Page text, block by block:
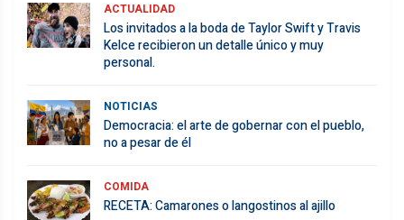
ACTUALIDAD
Los invitados a la boda de Taylor Swift y Travis
Kelce recibieron un detalle único y muy
personal.
NOTICIAS
Democracia: el arte de gobernar con el pueblo,
no a pesar de él
COMIDA
RECETA: Camarones o langostinos al ajillo